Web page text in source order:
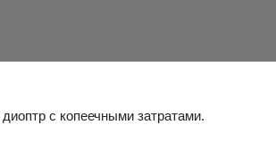
с копеечными затратами.